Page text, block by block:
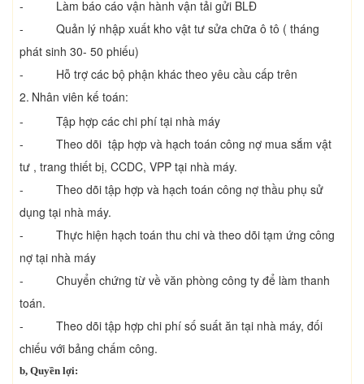
- Làm báo cáo vận hành vận tải gửi BLĐ
- Quản lý nhập xuất kho vật tư sửa chữa ô tô ( tháng
phát sinh 30- 50 phiếu)
- Hỗ trợ các bộ phận khác theo yêu cầu cấp trên
2. Nhân viên kế toán:
- Tập hợp các chi phí tại nhà máy
- Theo dõi tập hợp và hạch toán công nợ mua sắm vật
tư , trang thiết bị, CCDC, VPP tại nhà máy.
- Theo dõi tập hợp và hạch toán công nợ thầu phụ sử
dụng tại nhà máy.
- Thực hiện hạch toán thu chi và theo dõi tạm ứng công
nợ tại nhà máy
- Chuyển chứng từ về văn phòng công ty để làm thanh
toán.
- Theo dõi tập hợp chi phí số suất ăn tại nhà máy, đối
chiếu với bảng chấm công.
b, Quyền lợi: